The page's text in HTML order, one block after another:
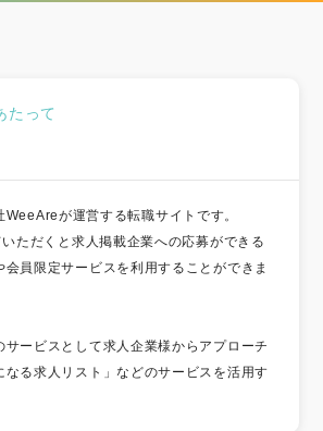
たって
が運営する転職サイトです。
ただくと求人掲載企業への応募ができる
員限定サービスを利用することができま
サービスとして求人企業様からアプローチ
なる求人リスト」などのサービスを活用す